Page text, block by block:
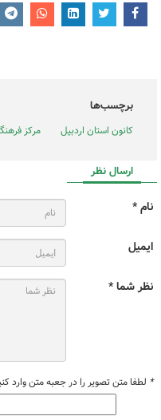
برچسب‌ها
کانون استان اردبیل مرکز
ارسال نظر
نام *
ایمیل
نظر شما *
* لطفا متن تصویر را در جعبه متن وارد